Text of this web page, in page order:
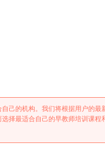
己的机构。我们将根据用户的
择最适合自己的早教师培训课程